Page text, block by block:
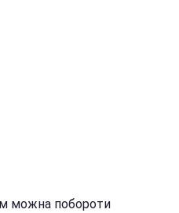
можна побороти